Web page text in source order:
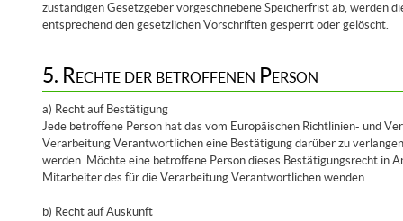
zuständigen Gesetzgeber vorgeschriebene Speicherfrist ab, werden
entsprechend den gesetzlichen Vorschriften gesperrt oder gelöscht.
5. Rechte der betroffenen Person
a) Recht auf Bestätigung
Jede betroffene Person hat das vom Europäischen Richtlinien- und
Verarbeitung Verantwortlichen eine Bestätigung darüber zu
werden. Möchte eine betroffene Person dieses Bestätigungsrecht in
Mitarbeiter des für die Verarbeitung Verantwortlichen wenden.
b) Recht auf Auskunft